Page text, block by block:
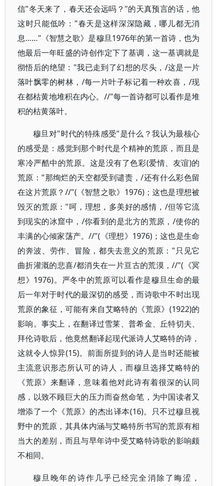
信"冬天来了，春天还会远吗？"的天真预言的话，他
这时只能低吟："春天是这样深深隐藏，哪儿都无消
息……"《智慧之歌》是穆旦1976年的第一首诗，也为
他最后一年旺盛的诗创作定下了基调，这一基调就是
彻悟后的绝望："我已走到了幻想的尽头，/这是一片
落叶飘零的树林，/每一片叶子标记着一种欢喜，/现
在都枯黄地堆积在内心。//"每一首诗都可以看作是堆
积的枯黄落叶。
穆旦对"时代的特殊感受"是什么？我认为最核心
的感受是：感觉到那个时代是个精神的荒原，而且是
寒冷严酷中的荒原。这是没有了色彩(爱情、友谊)的
荒原："那绚烂的天空都受到谴责，/还有什么彩色留
在这片荒原？//"(《智慧之歌》1976)；这也是理想被
毁灭的荒原："呵，理想，多美好的感情，/但等它流
到现实的冰窟中，/你看到的是北方的荒原，/使你的
丰满的心倾家荡产。//"(《理想》1976)；这也是生命
的奔波、劳作、冒险，都失去意义的荒原："只见它
曲折灌溉的悲喜/都消失在一片亘古的荒漠，//"(《冥
想》1976)。严冬中的荒原可以看作是穆旦生命的最
后一年对于时代的最深切的感受，而诗歌中不时出现
荒原的象征，可能有来自艾略特的《荒原》(1922)的
影响。事实上，在翻译过雪莱、普希金、丘特切夫、
拜伦诗歌后，他竟然翻译起现代派诗人艾略特的诗，
这就令人惊异(15)。前面所提到的诗人是当时还能被
主流意识形态所认可的诗人，而穆旦选择艾略特的
《荒原》来翻译，意味着他对此诗有着很深的认同
感，以致不顾巨大的压力而奋然命笔，为中国读者又
增添了一个《荒原》的杰出译本(16)。只不过穆旦视
野中的荒原，其具体内涵与艾略特所书写的荒原有相
当大的差别，而且与早年诗中受艾略特诗歌的影响颇
不相同。
穆旦晚年的诗作几乎已经完全消除了晦涩，